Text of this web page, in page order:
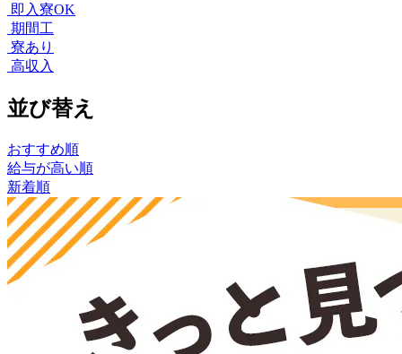
即入寮OK
期間工
寮あり
高収入
並び替え
おすすめ順
給与が高い順
新着順